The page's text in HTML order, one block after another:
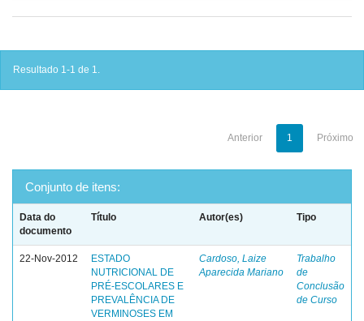
Resultado 1-1 de 1.
Anterior 1 Próximo
Conjunto de itens:
Data do
documento
Título Autor(es) Tipo
22-Nov-2012
ESTADO
NUTRICIONAL DE
PRÉ-ESCOLARES E
PREVALÊNCIA DE
VERMINOSES EM
Cardoso, Laize
Aparecida Mariano
Trabalho
de
Conclusão
de Curso